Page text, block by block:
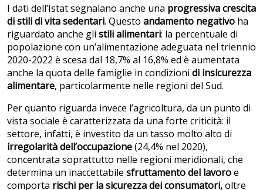
I dati dell’Istat segnalano anche una progressiva crescita
di stili di vita sedentari. Questo andamento negativo ha
riguardato anche gli stili alimentari: la percentuale di
popolazione con un’alimentazione adeguata nel triennio
2020-2022 è scesa dal 18,7% al 16,8% ed è aumentata
anche la quota delle famiglie in condizioni di insicurezza
alimentare, particolarmente nelle regioni del Sud.
Per quanto riguarda invece l’agricoltura, da un punto di
vista sociale è caratterizzata da una forte criticità: il
settore, infatti, è investito da un tasso molto alto di
irregolarità dell’occupazione(24,4% nel 2020),
concentrata soprattutto nelle regioni meridionali, che
determina un inaccettabile sfruttamento del lavoroe
comporta rischi per la sicurezza dei consumatori,oltre